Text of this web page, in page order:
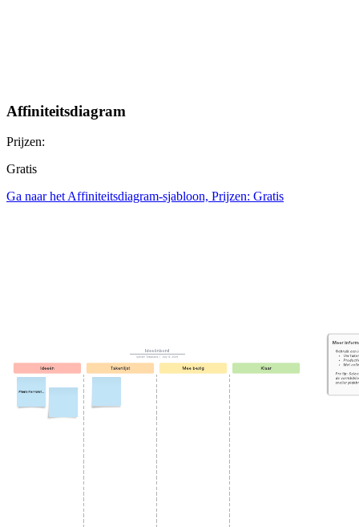
Affiniteitsdiagram
Prijzen:
Gratis
Ga naar het Affiniteitsdiagram-sjabloon, Prijzen: Gratis